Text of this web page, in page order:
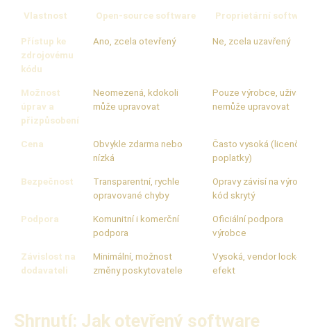
Vlastnost Open-source software Proprietární
Přístup ke
zdrojovému
kódu
Ano, zcela otevřený Ne, zcela uzavřený
Možnost
úprav a
přizpůsobení
Neomezená, kdokoli
může upravovat
Pouze výrobce,
nemůže upravovat
Cena
Obvykle zdarma nebo
nízká
Často vysoká (licenční
poplatky)
Bezpečnost
Transparentní, rychle
opravované chyby
Opravy závisí na
kód skrytý
Podpora
Komunitní i komerční
podpora
Oficiální podpora
výrobce
Závislost na
dodavateli
Minimální, možnost
změny poskytovatele
Vysoká, vendor lock-in
efekt
Shrnutí: Jak otevřený software